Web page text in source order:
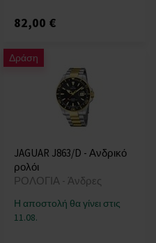
82,00 €
Δράση
JAGUAR J863/D - Ανδρικό
ρολόι
ΡΟΛΟΓΙΑ - Άνδρες
Η αποστολή θα γίνει στις
11.08.